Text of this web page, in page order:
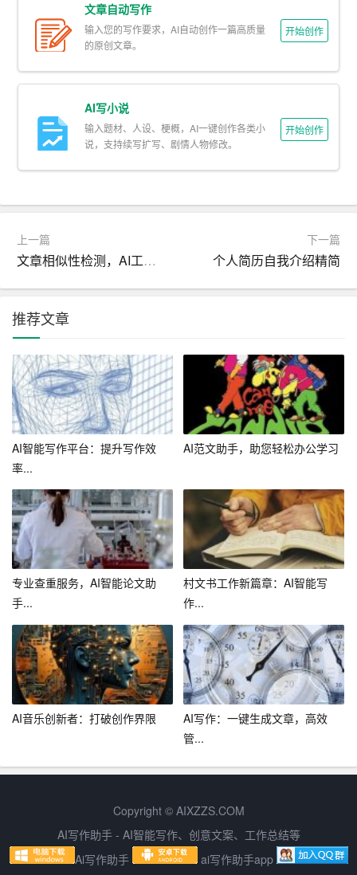
专业标准，展现出求职者的专业素养。
4. 实时反馈与调整
在简历制作过程中，AI助手会实时提供反馈，指出简历中
的不足之处，并给出改进建议。求职者可以根据这些建议
进行快速调整，使简历更加完善。
二、AI简历优化的具体应用
1. 关键词优化
在简历中，关键词的使用至关重要。AI助手会根据求职者
的行业特点和职位需求，对简历中的关键词进行优化，提
2. 经历提炼
在简历中，求职者往往需要从众多经历中挑选出最具代表
性的部分。AI助手能够帮助求职者分析个人经历，提炼出
关键信息，以突出个人优势。例如，将实习经历中的项目
成果、工作业绩等亮点进行突出展示。
3. 结构优化
简历的结构直接影响招聘者的阅读体验。AI助手会根据简
历内容，对结构进行调整，使其更加清晰、有序。例如，
将教育背景、工作经历等部分按照时间顺序排列，便于招
聘者快速了解求职者的成长轨迹。
4. 语言润色
在简历中，语言的运用至关重要。AI助手会根据简历内
容，对语言进行润色，使其更加流畅、专业。例如，将“参
与项目”修改为“主导项目”，以体现求职者的领导能力。
三、总结
随着AI技术的不断发展，简历优化工具为广大求职者带来
一份优质简历，提高求职成功率。以下是本文的总结：
1. AI简历优化工具具有高效便捷、个性化定制、专业性
强、实时反馈与调整等优势。
文章自动写作
输入您的写作要求，AI自动创作一篇高质量
的原创文章。
开始创作
AI写小说
输入题材、人设、梗概，AI一键创作各类小
说，支持续写扩写、剧情人物修改。
开始创作
上一篇
文章相似性检测，AI工具让你轻松搞定
下一篇
个人简历自我介绍精简
推荐文章
AI智能写作平台：提升写作效
率...
AI范文助手，助您轻松办公学习
专业查重服务，AI智能论文助
手...
村文书工作新篇章：AI智能写
作...
AI音乐创新者：打破创作界限
AI写作：一键生成文章，高效
管...
Copyright © AIXZZS.COM
AI写作助手 - AI智能写作、创意文案、工作总结等
Ai写作助手
ai写作助手app